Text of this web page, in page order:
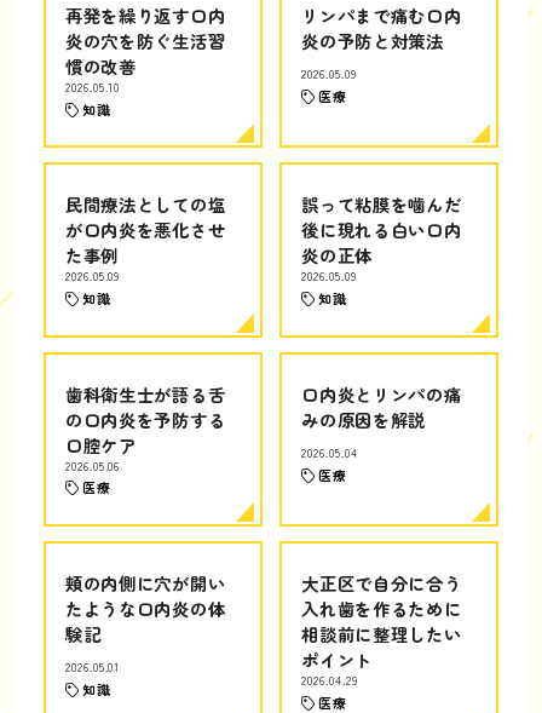
再発を繰り返す口内
炎の穴を防ぐ生活習
慣の改善
2026.05.10
知識
リンパまで痛む口内
炎の予防と対策法
2026.05.09
医療
民間療法としての塩
が口内炎を悪化させ
た事例
2026.05.09
知識
誤って粘膜を噛んだ
後に現れる白い口内
炎の正体
2026.05.09
知識
歯科衛生士が語る舌
の口内炎を予防する
口腔ケア
2026.05.06
医療
口内炎とリンパの痛
みの原因を解説
2026.05.04
医療
頬の内側に穴が開い
たような口内炎の体
験記
2026.05.01
知識
大正区で自分に合う
入れ歯を作るために
相談前に整理したい
ポイント
2026.04.29
医療